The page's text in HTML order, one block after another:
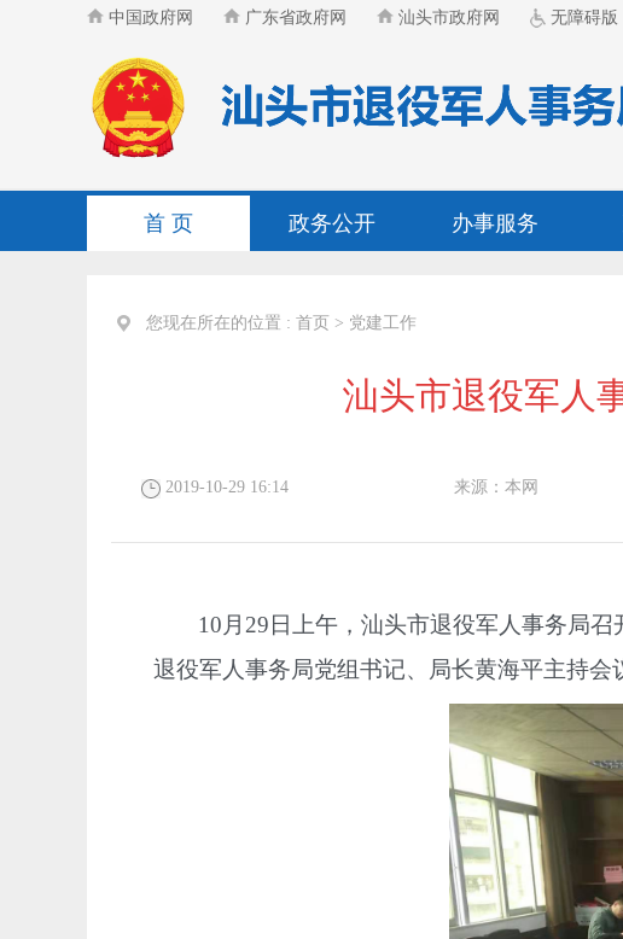
中国政府网 广东省政府网 汕头市政府网 无障碍版
首 页 政务公开 办事服务
您现在所在的位置 : 首页 > 党建工作
汕头市退役军人
2019-10-29 16:14 来源：本网
10月29日上午，汕头市退役军人事务局
退役军人事务局党组书记、局长黄海平主持会